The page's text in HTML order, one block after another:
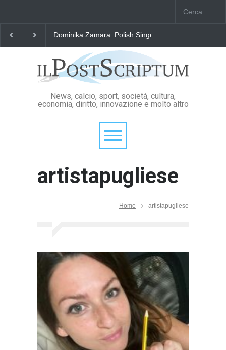
Dominika Zamara: Polish Singers' Alliance ofAmerica
News, calcio, sport, società, cultura,
economia, diritto, innovazione e molto altro
artistapugliese
Home artistapugliese